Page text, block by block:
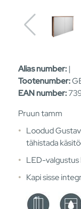
Alias number:|
Tootenumber:
EAN number:
Pruun tamm
Loodud
tähistada
LED-valgustus
Kapi sisse